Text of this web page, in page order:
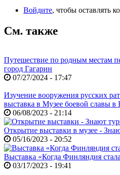
Войдите, чтобы оставлять
См. также
Путешествие по родным местам
город Гагарин
07/27/2024 - 17:47
Изучение вооружения русских
выставка в Музее боевой славы в
06/08/2023 - 21:14
Открытие выставки в музее -
05/16/2023 - 20:52
Выставка «Когда Финляндия
03/17/2023 - 19:41